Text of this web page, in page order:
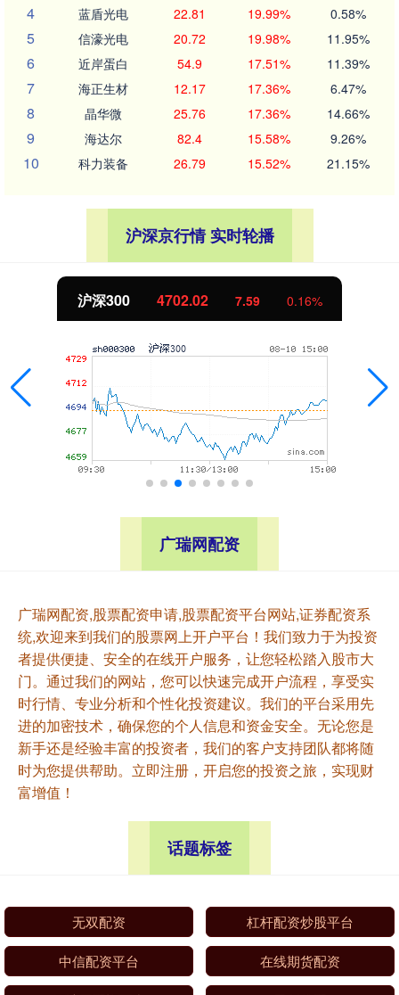
4 蓝盾光电 22.81 19.99% 0.58%
5 信濠光电 20.72 19.98% 11.95%
6 近岸蛋白 54.9 17.51% 11.39%
7 海正生材 12.17 17.36% 6.47%
8 晶华微 25.76 17.36% 14.66%
9 海达尔 82.4 15.58% 9.26%
10 科力装备 26.79 15.52% 21.15%
沪深京行情 实时轮播
北证50 1122.88 -11.37 -1.00%
广瑞网配资
广瑞网配资,股票配资申请,股票配资平台网站,证券配资系
统,欢迎来到我们的股票网上开户平台！我们致力于为投资
者提供便捷、安全的在线开户服务，让您轻松踏入股市大
门。通过我们的网站，您可以快速完成开户流程，享受实
时行情、专业分析和个性化投资建议。我们的平台采用先
进的加密技术，确保您的个人信息和资金安全。无论您是
新手还是经验丰富的投资者，我们的客户支持团队都将随
时为您提供帮助。立即注册，开启您的投资之旅，实现财
富增值！
话题标签
无双配资 杠杆配资炒股平台
中信配资平台 在线期货配资